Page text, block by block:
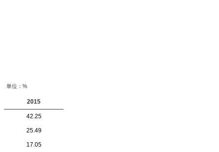
単位：%
2015
42.25
25.49
17.05